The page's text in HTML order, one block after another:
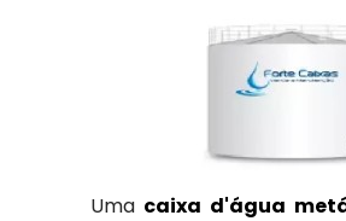
Uma caixa d'água